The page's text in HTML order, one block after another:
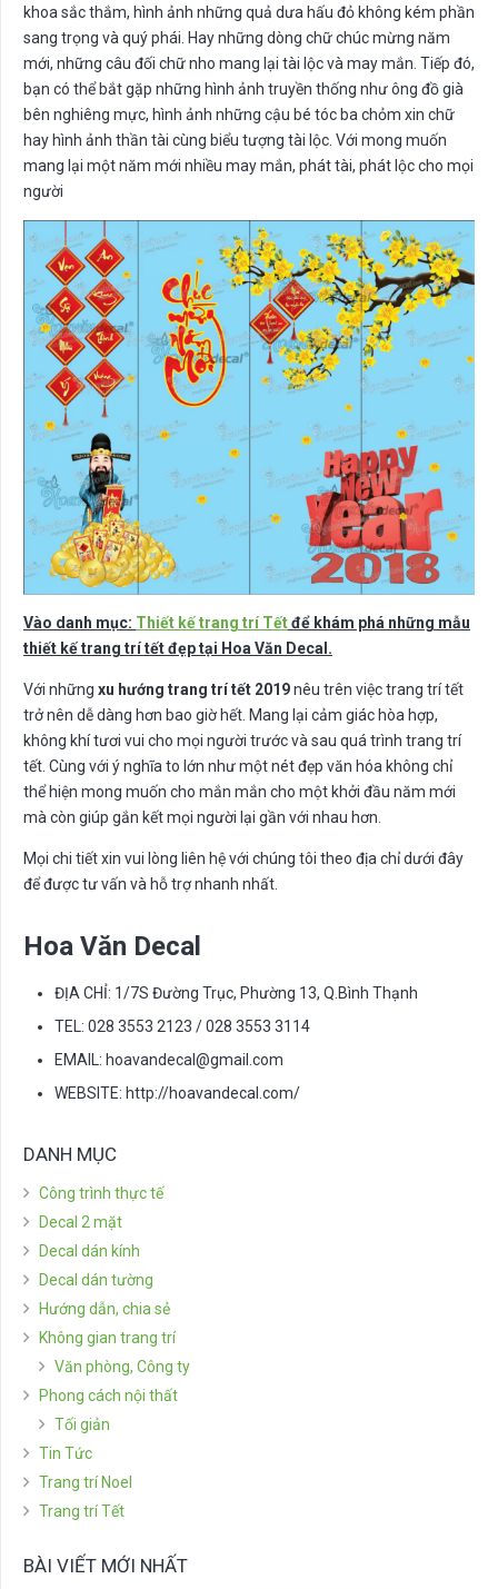
khoa sắc thắm, hình ảnh những quả dưa hấu đỏ không kém phần
sang trọng và quý phái. Hay những dòng chữ chúc mừng năm
mới, những câu đối chữ nho mang lại tài lộc và may mắn. Tiếp đó,
bạn có thể bắt gặp những hình ảnh truyền thống như ông đồ già
bên nghiêng mực, hình ảnh những cậu bé tóc ba chỏm xin chữ
hay hình ảnh thần tài cùng biểu tượng tài lộc. Với mong muốn
mang lại một năm mới nhiều may mắn, phát tài, phát lộc cho mọi
người
Vào danh mục: Thiết kế trang trí Tếtđể khám phá những mẫu
thiết kế trang trí tết đẹp tại Hoa Văn Decal.
Với những xu hướng trang trí tết 2019nêu trên việc trang trí tết
trở nên dễ dàng hơn bao giờ hết. Mang lại cảm giác hòa hợp,
không khí tươi vui cho mọi người trước và sau quá trình trang trí
tết. Cùng với ý nghĩa to lớn như một nét đẹp văn hóa không chỉ
thể hiện mong muốn cho mắn mắn cho một khởi đầu năm mới
mà còn giúp gắn kết mọi người lại gần với nhau hơn.
Mọi chi tiết xin vui lòng liên hệ với chúng tôi theo địa chỉ dưới đây
để được tư vấn và hỗ trợ nhanh nhất.
Hoa Văn Decal
ĐỊA CHỈ: 1/7S Đường Trục, Phường 13, Q.Bình Thạnh
TEL: 028 3553 2123 / 028 3553 3114
EMAIL: hoavandecal@gmail.com
WEBSITE: http://hoavandecal.com/
DANH MỤC
Công trình thực tế
Decal 2 mặt
Decal dán kính
Decal dán tường
Hướng dẫn, chia sẻ
Không gian trang trí
Văn phòng, Công ty
Phong cách nội thất
Tối giản
Tin Tức
Trang trí Noel
Trang trí Tết
BÀI VIẾT MỚI NHẤT